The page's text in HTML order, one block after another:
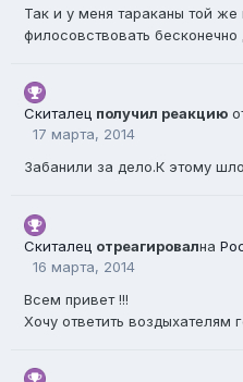
Так и у меня тараканы той
филосовствовать
Скиталец получил реакцию
17 марта, 2014
Забанили за дело.К этому
Скиталец отреагировална
16 марта, 2014
Всем привет !!!
Хочу ответить